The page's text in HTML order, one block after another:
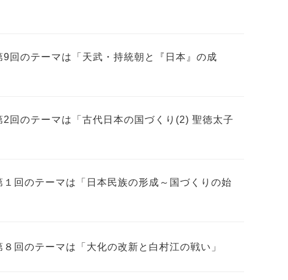
回のテーマは「天武・持統朝と『日本』の成
回のテーマは「古代日本の国づくり(2) 聖徳太子
回のテーマは「日本民族の形成～国づくりの始
回のテーマは「大化の改新と白村江の戦い」